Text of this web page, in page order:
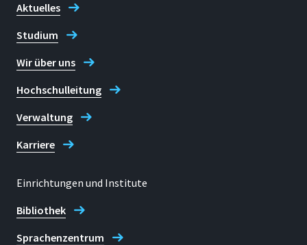
Aktuelles
Studium
Wir über uns
Hochschulleitung
Verwaltung
Karriere
Einrichtungen und Institute
Bibliothek
Sprachenzentrum